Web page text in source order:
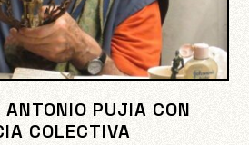
ANTONIO PUJIA CON
COLECTIVA